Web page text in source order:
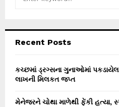
h
o
r
Recent Posts
કચ્છમાં ડ્રગ્સના ગુનાઓમાં
લાખની મિલકત જપ્ત
મેનેજરને ચોથા માળેથી ફેંકી હત્યા,